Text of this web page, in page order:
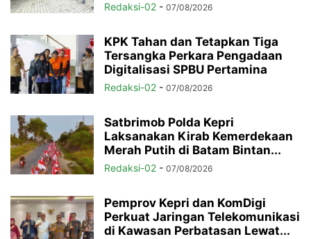
Redaksi-02 - 07/08/2026
KPK Tahan dan Tetapkan Tiga
Tersangka Perkara Pengadaan
Digitalisasi SPBU Pertamina
Redaksi-02 - 07/08/2026
Satbrimob Polda Kepri
Laksanakan Kirab Kemerdekaan
Merah Putih di Batam Bintan...
Redaksi-02 - 07/08/2026
Pemprov Kepri dan KomDigi
Perkuat Jaringan Telekomunikasi
di Kawasan Perbatasan Lewat...